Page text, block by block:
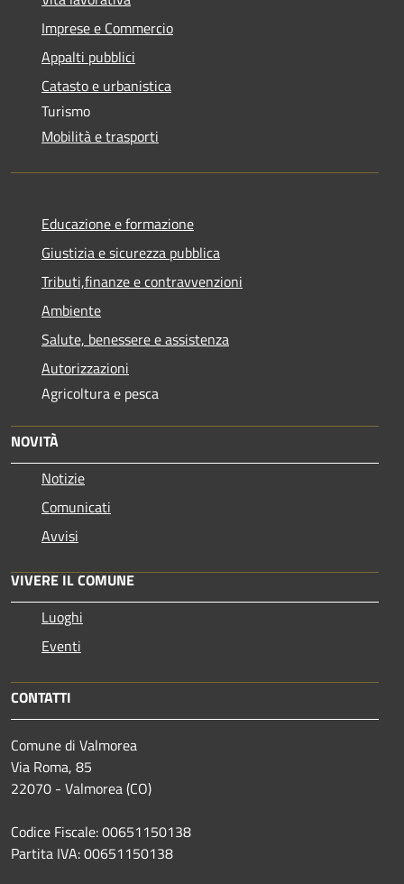
Imprese e Commercio
Appalti pubblici
Catasto e urbanistica
Turismo
Mobilità e trasporti
Educazione e formazione
Giustizia e sicurezza pubblica
Tributi,finanze e contravvenzioni
Ambiente
Salute, benessere e assistenza
Autorizzazioni
Agricoltura e pesca
NOVITÀ
Notizie
Comunicati
Avvisi
VIVERE IL COMUNE
Luoghi
Eventi
CONTATTI
Comune di Valmorea
Via Roma, 85
22070 - Valmorea (CO)
Codice Fiscale: 00651150138
Partita IVA: 00651150138